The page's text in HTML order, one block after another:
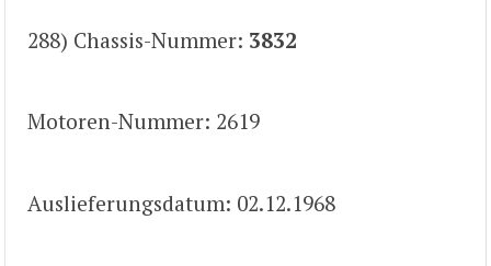
288) Chassis-Nummer: 3832
Motoren-Nummer: 2619
Auslieferungsdatum: 02.12.1968